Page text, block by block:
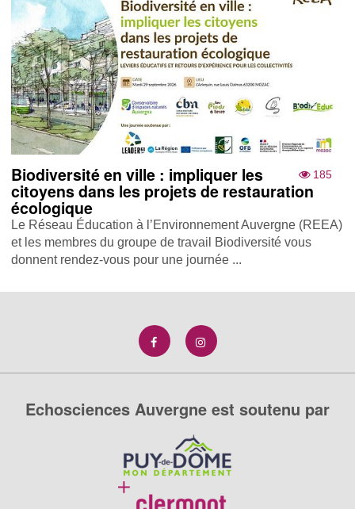
185
Biodiversité en ville : impliquer les
citoyens dans les projets de restauration
écologique
Le Réseau Éducation à l’Environnement Auvergne (REEA)
et les membres du groupe de travail Biodiversité vous
donnent rendez-vous pour une journée ...
Echosciences Auvergne est soutenu par